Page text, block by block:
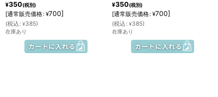
¥350(税別)
[通常販売価格: ¥700]
(税込 : ¥385)
在庫あり
¥350(税別)
[通常販売価格: ¥700]
(税込 : ¥385)
在庫あり